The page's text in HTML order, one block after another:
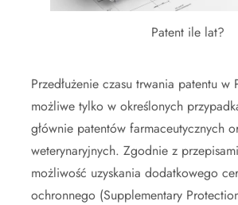
Patent ile lat?
Przedłużenie czasu trwania patentu w
możliwe tylko w określonych
głównie patentów farmaceutycznych
weterynaryjnych. Zgodnie z
możliwość uzyskania dodatkowego
ochronnego (Supplementary